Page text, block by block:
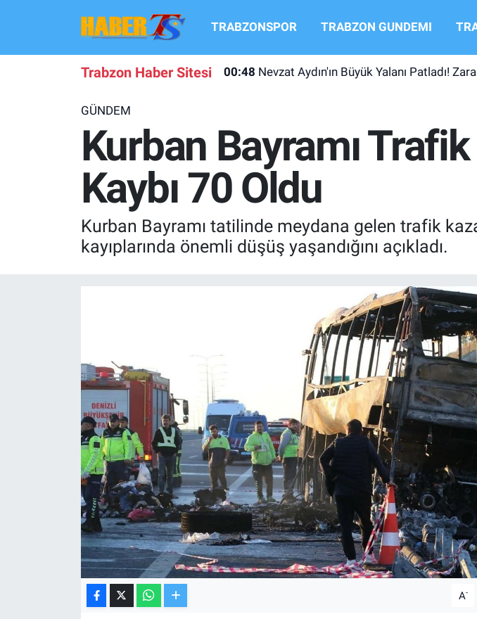
TRABZONSPOR TRABZON GUNDEMI
Trabzon Haber Sitesi
GÜNDEM
Kurban Bayramı
Kaybı 70 Oldu
Kurban Bayramı tatilinde meydana gelen trafik
kayıplarında önemli düşüş yaşandığını açıkladı.
A-
TRABZONSPOR
TRANSFER HABERLERI
KULİS MEYDANI
1461 TRABZON
BASKETBOL
KÜLTÜR SANAT
EKONOMİ
Hava Durumu
Süper Lig Puan Durumu ve Fikstür
Tüm Manşetler
Son Dakika Haberleri
Haber Arşivi